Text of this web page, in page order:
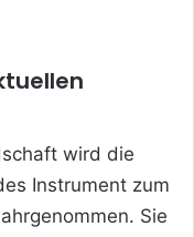
wird die
Instrument zum
Sie